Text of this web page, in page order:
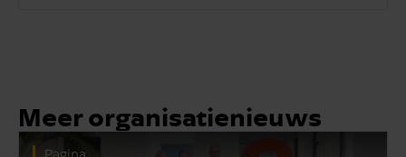
Meer organisatienieuws